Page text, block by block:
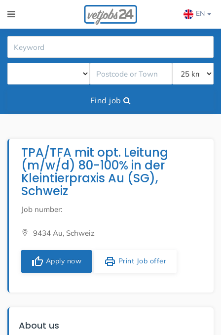
EN
Find job
TPA/TFA mit opt. Leitung
(m/w/d) 80-100% in der
Kleintierpraxis Au (SG),
Schweiz
Job number:
9434 Au, Schweiz
thumb_up Apply now print Print Job offer
About us